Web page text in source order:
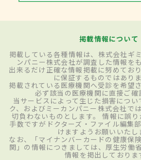
掲載情報について
掲載している各種情報は、株式会社ギ
ンパニー株式会社が調査した情報を
出来るだけ正確な情報掲載に努めてお
に保証するものではありま
掲載されている医療機関へ受診を希望
必ず該当の医療機関に直接ご確
当サービスによって生じた損害につい
ク、およびミーカンパニー株式会社で
切負わないものとします。 情報に誤
手数ですがドクターズ・ファイル編集
けますようお願いいたし
なお、「マイナンバーカードの健康保
関」の情報につきましては、厚生労働
情報を掲出しておりま